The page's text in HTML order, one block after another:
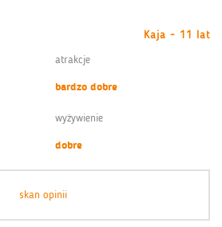
Kaja - 11 lat
atrakcje
bardzo dobre
wyżywienie
dobre
skan opinii